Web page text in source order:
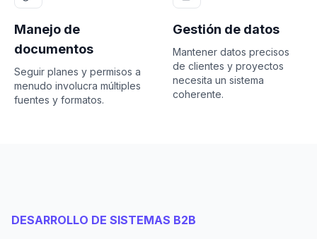
Manejo de
documentos
Seguir planes y permisos a
menudo involucra múltiples
fuentes y formatos.
Gestión de datos
Mantener datos precisos
de clientes y proyectos
necesita un sistema
coherente.
DESARROLLO DE SISTEMAS B2B